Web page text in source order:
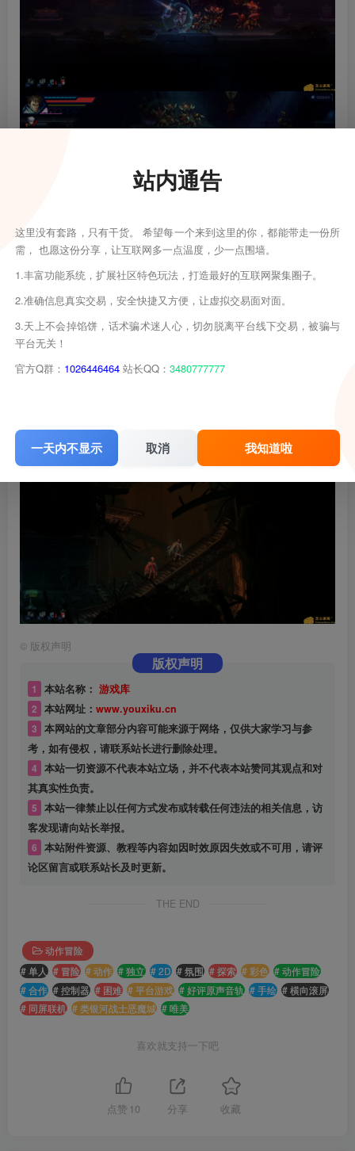
© 版权声明
版权声明
1 本站名称： 游戏库
2 本站网址： www.youxiku.cn
3 本网站的文章部分内容可能来源于网络，仅供大家学习与参
考，如有侵权，请联系站长进行删除处理。
4 本站一切资源不代表本站立场，并不代表本站赞同其观点和对
其真实性负责。
5 本站一律禁止以任何方式发布或转载任何违法的相关信息，访
客发现请向站长举报。
6 本站附件资源、教程等内容如因时效原因失效或不可用，请评
论区留言或联系站长及时更新。
THE END
动作冒险
# 单人 # 冒险 # 动作 # 独立 # 2D # 氛围 # 探索 # 彩色 # 动作冒险
# 合作 # 控制器 # 困难 # 平台游戏 # 好评原声音轨 # 手绘 # 横向滚屏
# 同屏联机 # 类银河战士恶魔城 # 唯美
喜欢就支持一下吧
点赞 10 分享 收藏
站内通告
这里没有套路，只有干货。 希望每一个来到这里的你，都能带走一份所
需， 也愿这份分享，让互联网多一点温度，少一点围墙。
1.丰富功能系统，扩展社区特色玩法，打造最好的互联网聚集圈子。
2.准确信息真实交易，安全快捷又方便，让虚拟交易面对面。
3.天上不会掉馅饼，话术骗术迷人心，切勿脱离平台线下交易，被骗与
平台无关！
官方Q群： 1026446464 站长QQ： 3480777777
一天内不显示 取消 我知道啦